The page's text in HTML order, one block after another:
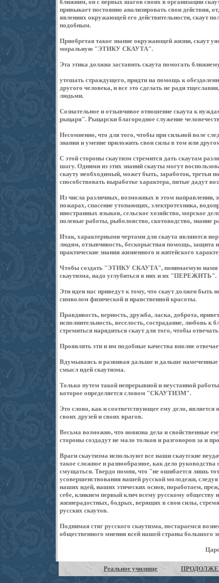
ближним, он с первых шагов своих в организации
привыкает постоянно анализировать свои действия,
явлениях окружающей его действительности, скаут
подобным.
Приобретая такое знание окружающей жизни, скаут
моральную "ЭТИКУ СКАУТА".
Эта этика должна заставить скаута помогать
утешать страждущего, придти на помощь к
другого человека, и все это сделать не ради
людьми.
Сознательное и отзывчивое отношение скаута к
рыцаря". Рыцарски благородное служение
Несомненно, что для того, чтобы при сильной воле
знания и умение приложить свои силы в том или
С этой стороны скаутизм стремится дать скаутам
шагу. Одними из этих знаний скауты могут
скауту необходимый, может быть, заработок, третьи
способствовать выработке характера, пятые дадут
Из числа различных, возможных в этом
пожарах, спасение утопающих, электротехника,
иностранных языков, сельское хозяйство, морское
полевые работы, рыболовство, скотоводство, знание
Итак, характерными чертами для скаута являются
людям, отзывчивость, бескорыстная помощь, защита
практические знания жизненного и житейского
Чтобы создать "ЭТИКУ СКАУТА", понимаемую нами в
скаутизма, надо углубиться в них и их "ПЕРЕЖИТЬ".
Эти идеи нас приведут к тому, что скаут должен быть
символом физической и нравственной красоты.
Правдивость, верность, дружба, ласка, доброта,
исполнительность, веселость, сострадание, любовь
стремиться нарядиться скаут для того, чтобы
Проявлять эти и им подобные качества вполне
Вдумываясь и развивая дальше и дальше намеченные
смысл идей скаутизма.
Только путем такой непрерывной и неустанной
которое определяется словом "СКАУТИЗМ".
Это слово, как и соответствующее ему дело,
своих друзей и своих врагов.
Весьма возможно, что новизна дела и свойственные
стороны создадут не мало толков и разговоров за и
Враги скаутизма используют все наши скаутские
такое сложное и разнообразное, как дело
смущаться. Твердо помня, что "не ошибается лишь
усовершенствования нашей русской молодежи,
наших идей, наших этических основ, поработаем,
себе, кликнем первый клич всему русскому обществу
жизнерадостных, бодрых, верящих в свои силы,
русских скаутов.
Поднимая стяг русского скаутизма, постараемся
общественного мнения всей нашей страны большого
Реальное училище